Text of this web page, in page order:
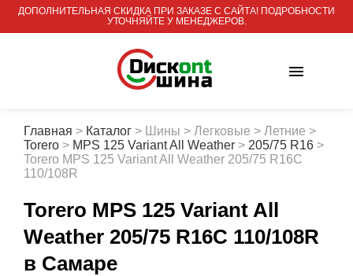
ДОПОЛНИТЕЛЬНАЯ СКИДКА ПРИ ЗАКАЗЕ С САЙТА! ПОДРОБНОСТИ
УТОЧНЯЙТЕ У МЕНЕДЖЕРОВ.
Главная > Каталог > Шины > Легковые > Летние >
Torero > MPS 125 Variant All Weather > 205/75 R16 >
Torero MPS 125 Variant All Weather 205/75 R16С
110/108R
Torero MPS 125 Variant All
Weather 205/75 R16С 110/108R
в Самаре